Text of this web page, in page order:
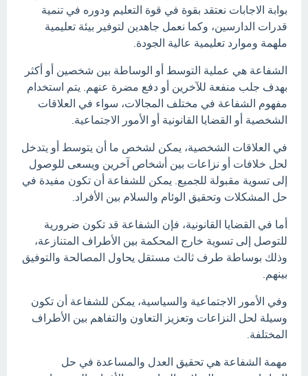
بوابة الاجابات نعتقد بقوة في قوة التعليم ودوره في تنمية
قدرات الدارسين، وكما نعمل جاهدين لتوفير بيئة تعليمية
ملهمة وموارد تعليمية عالية الجودة.
الشفاعة هي عملية التوسط أو الوساطة بين شخصين أو أكثر
بهدف جلب منفعة للآخرين أو دفع مضرة عنهم. يتم استخدام
مفهوم الشفاعة في مختلف المجالات، سواء في العلاقات
الشخصية أو القضايا القانونية أو الأمور الاجتماعية.
في العلاقات الشخصية، يمكن لشخص ما أن يتوسط أو يتدخل
لحل خلافات أو نزاعات بين أشخاص آخرين ويسعى للوصول
إلى تسوية مقبولة للجميع. يمكن للشفاعة أن تكون مفيدة في
حل المشكلات وتحقيق الوئام والسلام بين الأفراد.
أما في القضايا القانونية، فإن الشفاعة قد تكون ضرورية
للتوصل إلى تسوية خارج المحكمة بين الأطراف المتنازعة،
وذلك بوساطة طرف ثالث مستقل يحاول المصالحة والتوفيق
بينهم.
وفي الأمور الاجتماعية والسياسية، يمكن للشفاعة أن تكون
وسيلة لحل النزاعات وتعزيز التعاون والتفاهم بين الأطراف
المختلفة.
مهمة الشفاعة هي تحقيق العدل والمساعدة في حل